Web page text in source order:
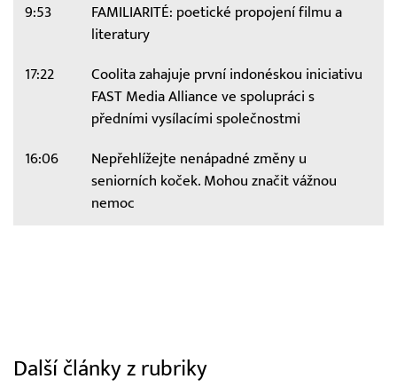
9:53
FAMILIARITÉ: poetické propojení filmu a
literatury
17:22
Coolita zahajuje první indonéskou iniciativu
FAST Media Alliance ve spolupráci s
předními vysílacími společnostmi
16:06
Nepřehlížejte nenápadné změny u
seniorních koček. Mohou značit vážnou
nemoc
Další články z rubriky